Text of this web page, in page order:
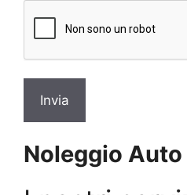
Noleggio